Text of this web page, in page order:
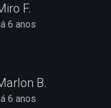
F.
6 anos
B.
6 anos